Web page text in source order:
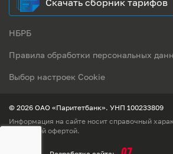
НБРБ
Правила обработки персональных
Выбор настроек Cookie
© 2026 ОАО «Паритетбанк». УНП 100233809
Информация на сайте носит справочный
публичной офертой.